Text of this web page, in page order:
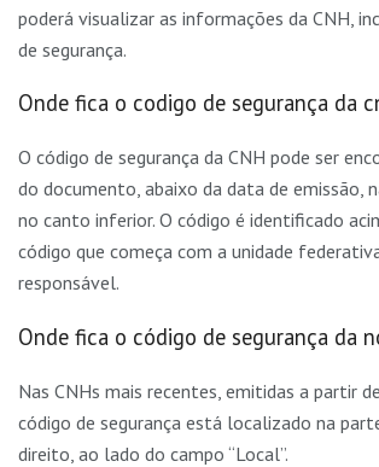
poderá visualizar as informações da CNH,
de segurança.
Onde fica o codigo de segurança da
O código de segurança da CNH pode ser
do documento, abaixo da data de emissão,
no canto inferior. O código é identificado
código que começa com a unidade
responsável.
Onde fica o código de segurança da
Nas CNHs mais recentes, emitidas a partir
código de segurança está localizado na
direito, ao lado do campo “Local”.